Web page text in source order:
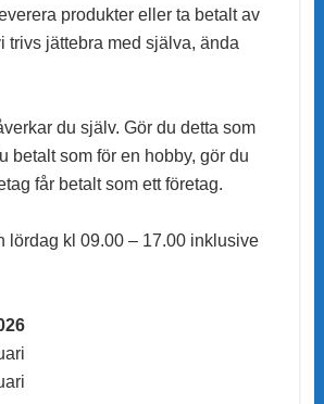
produkter eller ta betalt av
trivs jättebra med själva, ända
du själv. Gör du detta som
betalt som för en hobby, gör du
får betalt som ett företag.
lördag kl 09.00 – 17.00 inklusive